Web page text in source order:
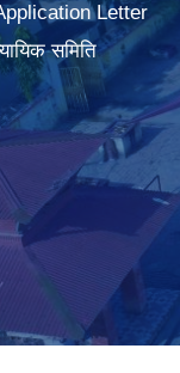
Letter
समिति